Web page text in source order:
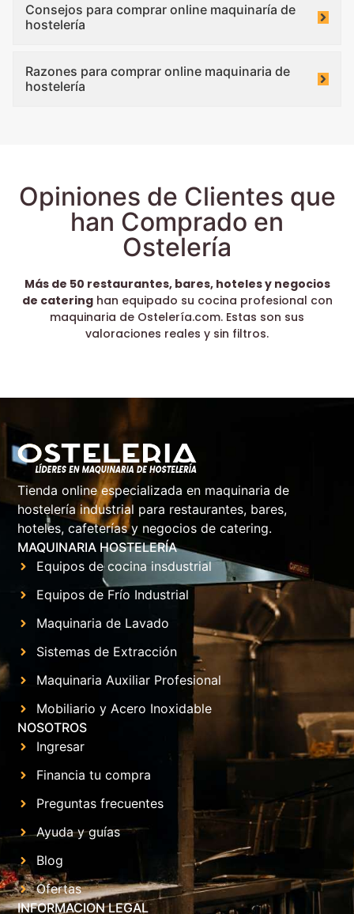
Consejos para comprar online maquinaría de
hostelería
Razones para comprar online maquinaria de
hostelería
Opiniones de Clientes que
han Comprado en
Ostelería
Más de 50 restaurantes, bares, hoteles y negocios
de cateringhan equipado su cocina profesional con
maquinaria de Ostelería.com. Estas son sus
valoraciones reales y sin filtros.
Tienda online especializada en maquinaria de
hostelería industrial para restaurantes, bares,
hoteles, cafeterías y negocios de catering.
MAQUINARIA HOSTELERÍA
Equipos de cocina insdustrial
Equipos de Frío Industrial
Maquinaria de Lavado
Sistemas de Extracción
Maquinaria Auxiliar Profesional
Mobiliario y Acero Inoxidable
NOSOTROS
Ingresar
Financia tu compra
Preguntas frecuentes
Ayuda y guías
Blog
Ofertas
INFORMACION LEGAL